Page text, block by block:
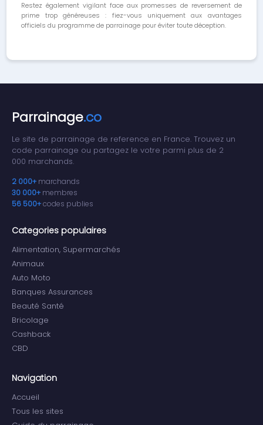
Restez également vigilant face aux promesses de reversement de
prime trop généreuses : fiez-vous uniquement aux avantages
officiels du programme de parrainage pour éviter toute déception.
Parrainage.co
Le site de parrainage de reference en France. Trouvez un
code parrainage ou partagez le votre parmi plus de 2
000 marchands.
2 000+ marchands
30 000+ membres
56 500+codes publies
Categories populaires
Alimentation, Supermarchés
Animaux
Auto Moto
Banques Assurances
Beauté Santé
Bricolage
Cashback
CBD
Navigation
Accueil
Tous les sites